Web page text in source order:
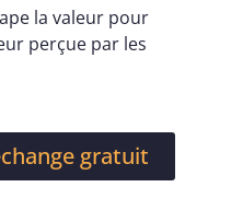
la valeur pour
perçue par les
gratuit